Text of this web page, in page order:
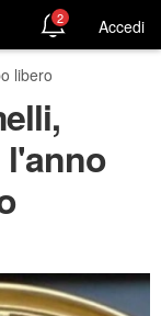
2 Accedi
libero
l'anno